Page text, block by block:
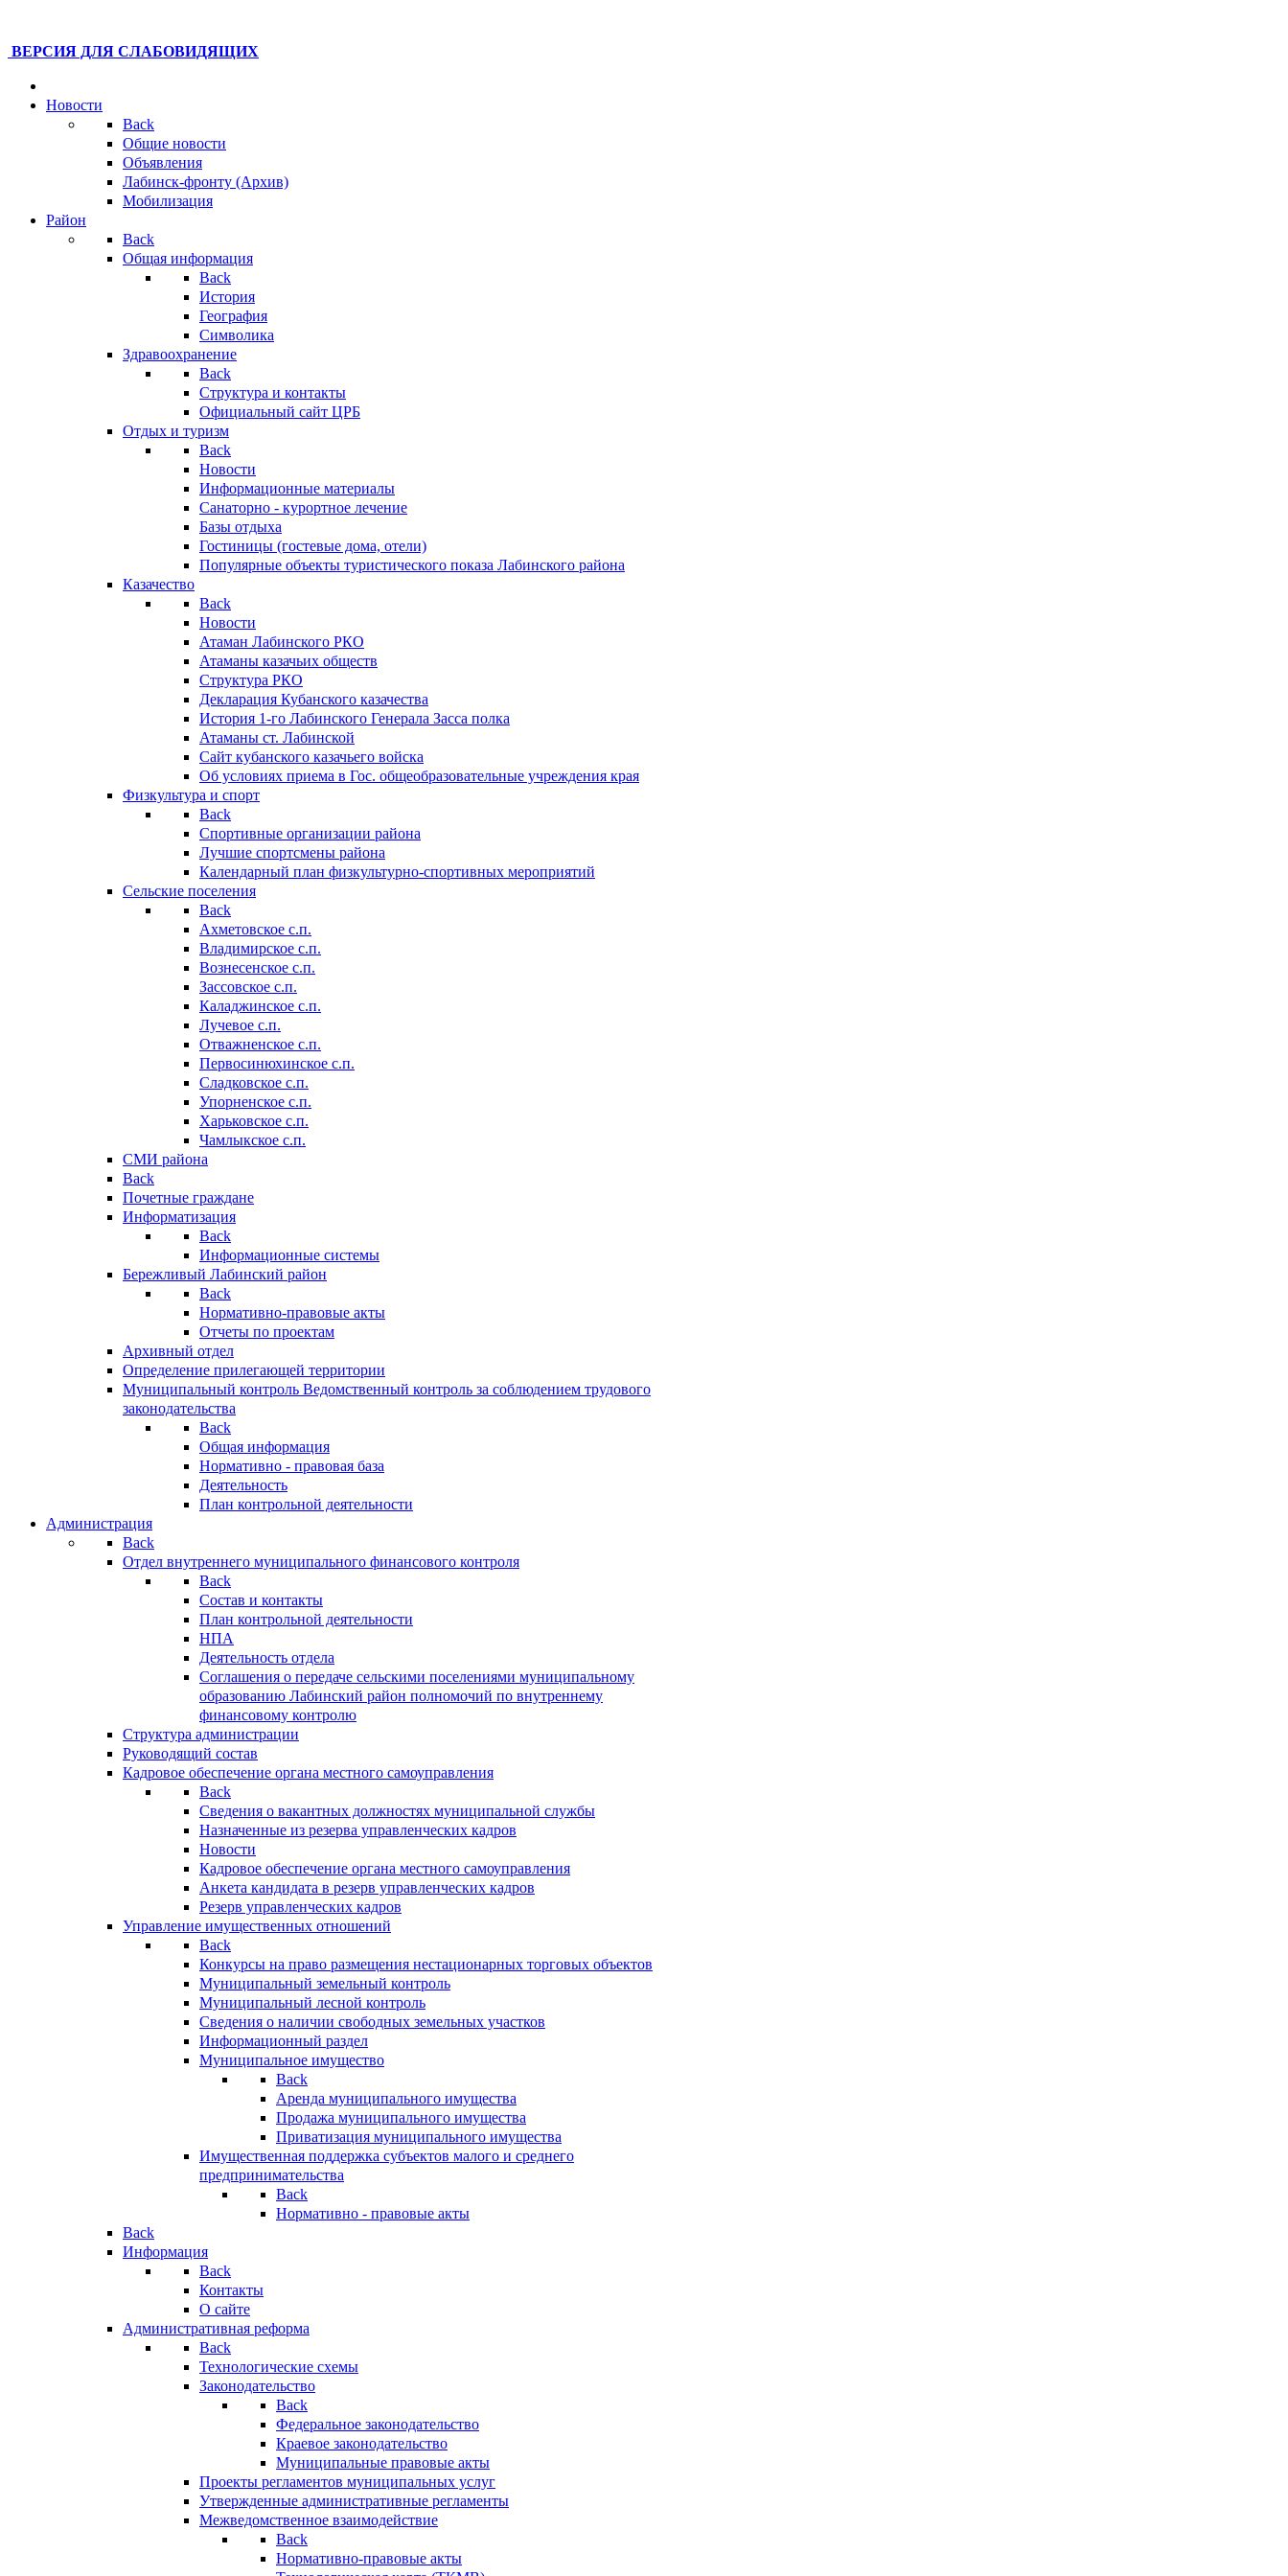
ВЕРСИЯ ДЛЯ СЛАБОВИДЯЩИХ
Новости
Back
Общие новости
Объявления
Лабинск-фронту (Архив)
Мобилизация
Район
Back
Общая информация
Back
История
География
Символика
Здравоохранение
Back
Структура и контакты
Официальный сайт ЦРБ
Отдых и туризм
Back
Новости
Информационные материалы
Санаторно - курортное лечение
Базы отдыха
Гостиницы (гостевые дома, отели)
Популярные объекты туристического показа Лабинского района
Казачество
Back
Новости
Атаман Лабинского РКО
Атаманы казачьих обществ
Структура РКО
Декларация Кубанского казачества
История 1-го Лабинского Генерала Засса полка
Атаманы ст. Лабинской
Cайт кубанского казачьего войска
Об условиях приема в Гос. общеобразовательные учреждения края
Физкультура и спорт
Back
Спортивные организации района
Лучшие спортсмены района
Календарный план физкультурно-спортивных мероприятий
Сельские поселения
Back
Ахметовское с.п.
Владимирское с.п.
Вознесенское с.п.
Зассовское с.п.
Каладжинское с.п.
Лучевое с.п.
Отважненское с.п.
Первосинюхинское с.п.
Сладковское с.п.
Упорненское с.п.
Харьковское с.п.
Чамлыкское с.п.
СМИ района
Back
Почетные граждане
Информатизация
Back
Информационные системы
Бережливый Лабинский район
Back
Нормативно-правовые акты
Отчеты по проектам
Архивный отдел
Определение прилегающей территории
Муниципальный контроль Ведомственный контроль за соблюдением трудового
законодательства
Back
Общая информация
Нормативно - правовая база
Деятельность
План контрольной деятельности
Администрация
Back
Отдел внутреннего муниципального финансового контроля
Back
Состав и контакты
План контрольной деятельности
НПА
Деятельность отдела
Соглашения о передаче сельскими поселениями муниципальному
образованию Лабинский район полномочий по внутреннему
финансовому контролю
Структура администрации
Руководящий состав
Кадровое обеспечение органа местного самоуправления
Back
Сведения о вакантных должностях муниципальной службы
Назначенные из резерва управленческих кадров
Новости
Кадровое обеспечение органа местного самоуправления
Анкета кандидата в резерв управленческих кадров
Резерв управленческих кадров
Управление имущественных отношений
Back
Конкурсы на право размещения нестационарных торговых объектов
Муниципальный земельный контроль
Муниципальный лесной контроль
Сведения о наличии свободных земельных участков
Информационный раздел
Муниципальное имущество
Back
Аренда муниципального имущества
Продажа муниципального имущества
Приватизация муниципального имущества
Имущественная поддержка субъектов малого и среднего
предпринимательства
Back
Нормативно - правовые акты
Back
Информация
Back
Контакты
О сайте
Административная реформа
Back
Технологические схемы
Законодательство
Back
Федеральное законодательство
Краевое законодательство
Муниципальные правовые акты
Проекты регламентов муниципальных услуг
Утвержденные административные регламенты
Межведомственное взаимодействие
Back
Нормативно-правовые акты